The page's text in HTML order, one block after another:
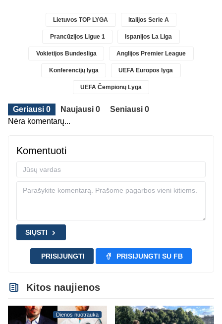
Lietuvos TOP LYGA Italijos Serie A
Prancūzijos Ligue 1 Ispanijos La Liga
Vokietijos Bundesliga Anglijos Premier League
Konferencijų lyga UEFA Europos lyga
UEFA Čempionų Lyga
Geriausi 0 Naujausi 0
Seniausi 0
Nėra komentarų...
Komentuoti
SIŲSTI
PRISIJUNGTI PRISIJUNGTI SU FB
Kitos naujienos
Dienos nuotrauka